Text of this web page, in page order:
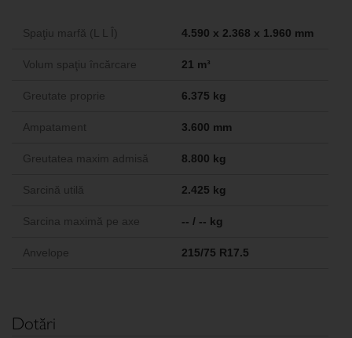
Spaţiu marfă (L L Î) 4.590 x 2.368 x 1.960 mm
Volum spaţiu încărcare 21 m³
Greutate proprie 6.375 kg
Ampatament 3.600 mm
Greutatea maxim admisă 8.800 kg
Sarcină utilă 2.425 kg
Sarcina maximă pe axe -- / -- kg
Anvelope 215/75 R17.5
Dotări